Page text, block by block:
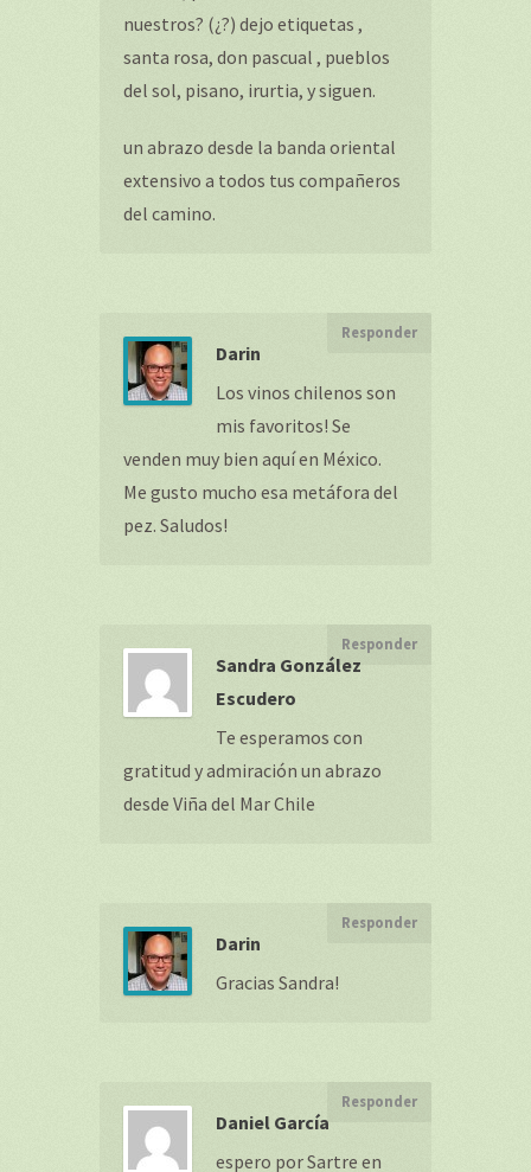
nuestros? (¿?) dejo etiquetas ,
santa rosa, don pascual , pueblos
del sol, pisano, irurtia, y siguen.
un abrazo desde la banda oriental
extensivo a todos tus compañeros
del camino.
Darin
Responder
Los vinos chilenos son
mis favoritos! Se
venden muy bien aquí en México.
Me gusto mucho esa metáfora del
pez. Saludos!
Sandra González
Escudero
Responder
Te esperamos con
gratitud y admiración un abrazo
desde Viña del Mar Chile
Darin
Responder
Gracias Sandra!
Daniel García
Responder
espero por Sartre en